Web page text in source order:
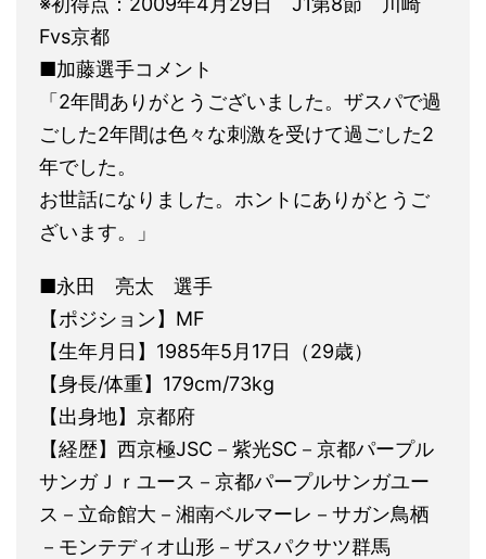
Fvs京都
■加藤選手コメント
「2年間ありがとうございました。ザスパで過
ごした2年間は色々な刺激を受けて過ごした2
年でした。
お世話になりました。ホントにありがとうご
ざいます。」
■永田 亮太 選手
【ポジション】MF
【生年月日】1985年5月17日（29歳）
【身長/体重】179cm/73kg
【出身地】京都府
【経歴】西京極JSC－紫光SC－京都パープル
サンガＪｒユース－京都パープルサンガユー
ス－立命館大－湘南ベルマーレ－サガン鳥栖
－モンテディオ山形－ザスパクサツ群馬